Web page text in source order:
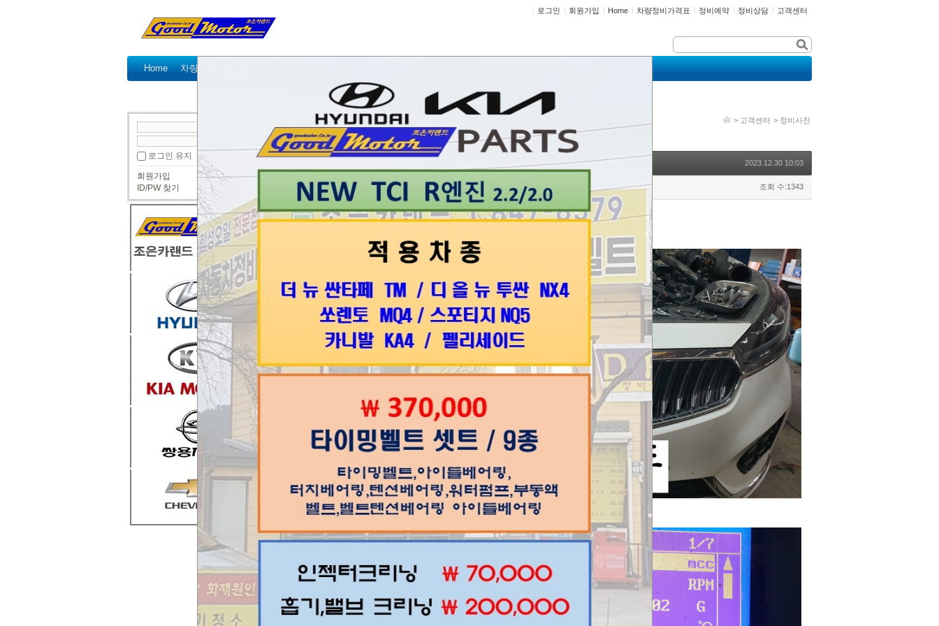
로그인 회원가입 Home 차량정비가격표 정비예약 정비상담 고객센터
Home 차량정비가격표
공지사항 이벤트 고객 방문기 정비사진 정보게시판
로그인 유지
회원가입
ID/PW 찾기
> 고객센터 > 정비사진
● 정비사진
2023.12.30 10:03
조은카랜드 조회 수:1343
K7 디젤 2017년식 155.000KM 주행차량 출력부족 으로 입고